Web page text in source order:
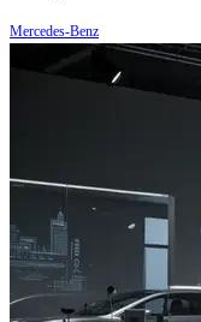
Mercedes-Benz